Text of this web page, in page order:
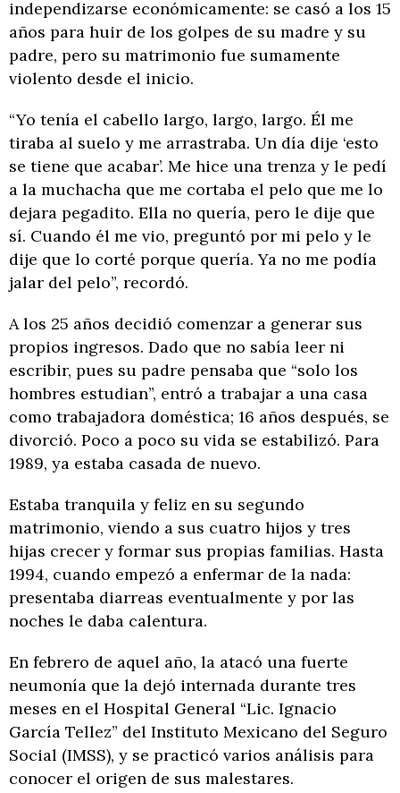
independizarse económicamente: se casó a los 15
años para huir de los golpes de su madre y su
padre, pero su matrimonio fue sumamente
violento desde el inicio.
“Yo tenía el cabello largo, largo, largo. Él me
tiraba al suelo y me arrastraba. Un día dije ‘esto
se tiene que acabar’. Me hice una trenza y le pedí
a la muchacha que me cortaba el pelo que me lo
dejara pegadito. Ella no quería, pero le dije que
sí. Cuando él me vio, preguntó por mi pelo y le
dije que lo corté porque quería. Ya no me podía
jalar del pelo”, recordó.
A los 25 años decidió comenzar a generar sus
propios ingresos. Dado que no sabía leer ni
escribir, pues su padre pensaba que “solo los
hombres estudian”, entró a trabajar a una casa
como trabajadora doméstica; 16 años después, se
divorció. Poco a poco su vida se estabilizó. Para
1989, ya estaba casada de nuevo.
Estaba tranquila y feliz en su segundo
matrimonio, viendo a sus cuatro hijos y tres
hijas crecer y formar sus propias familias. Hasta
1994, cuando empezó a enfermar de la nada:
presentaba diarreas eventualmente y por las
noches le daba calentura.
En febrero de aquel año, la atacó una fuerte
neumonía que la dejó internada durante tres
meses en el Hospital General “Lic. Ignacio
García Tellez” del Instituto Mexicano del Seguro
Social (IMSS), y se practicó varios análisis para
conocer el origen de sus malestares.